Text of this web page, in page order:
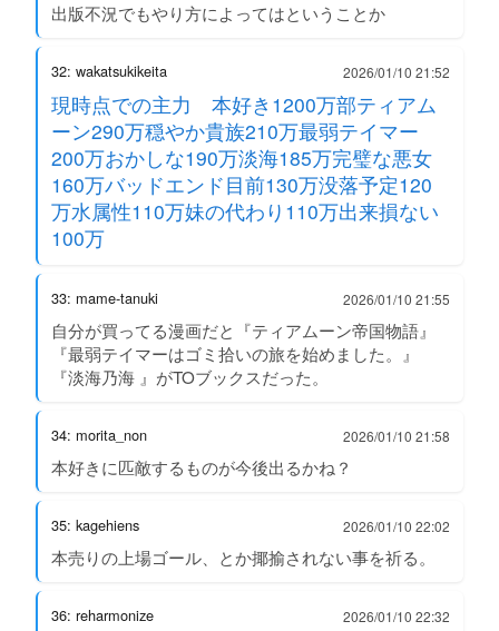
出版不況でもやり方によってはということか
32: wakatsukikeita 2026/01/10 21:52
現時点での主力 本好き1200万部ティアム
ーン290万穏やか貴族210万最弱テイマー
200万おかしな190万淡海185万完璧な悪女
160万バッドエンド目前130万没落予定120
万水属性110万妹の代わり110万出来損ない
100万
33: mame-tanuki 2026/01/10 21:55
自分が買ってる漫画だと『ティアムーン帝国物語』
『最弱テイマーはゴミ拾いの旅を始めました。』
『淡海乃海 』がTOブックスだった。
34: morita_non 2026/01/10 21:58
本好きに匹敵するものが今後出るかね？
35: kagehiens 2026/01/10 22:02
本売りの上場ゴール、とか揶揄されない事を祈る。
36: reharmonize 2026/01/10 22:32